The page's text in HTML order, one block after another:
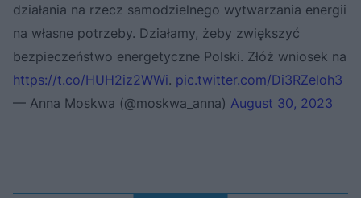
działania na rzecz samodzielnego wytwarzania energii
na własne potrzeby. Działamy, żeby zwiększyć
bezpieczeństwo energetyczne Polski. Złóż wniosek na
https://t.co/HUH2iz2WWi. pic.twitter.com/Di3RZeloh3
— Anna Moskwa (@moskwa_anna) August 30, 2023